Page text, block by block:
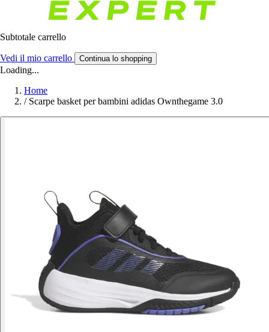
Subtotale carrello
Vedi il mio carrello Continua lo shopping
Loading...
Home
/ Scarpe basket per bambini adidas Ownthegame 3.0